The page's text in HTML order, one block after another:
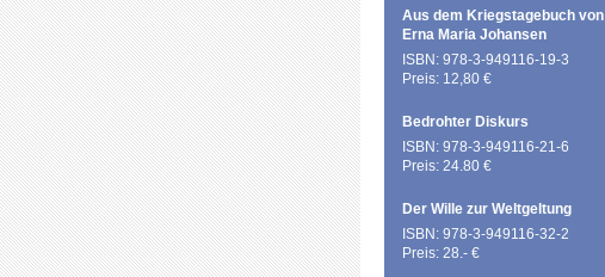
Aus dem Kriegstagebuch von
Erna Maria Johansen
ISBN: 978-3-949116-19-3
Preis: 12,80 €
Bedrohter Diskurs
ISBN: 978-3-949116-21-6
Preis: 24.80 €
Der Wille zur Weltgeltung
ISBN: 978-3-949116-32-2
Preis: 28.- €